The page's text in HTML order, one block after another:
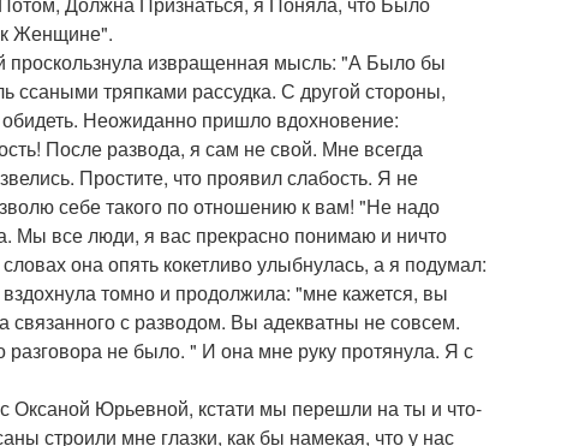
Женщине".
проскользнула извращенная мысль: "А Было бы
ссаными тряпками рассудка. С другой стороны,
обидеть. Неожиданно пришло вдохновение:
После развода, я сам не свой. Мне всегда
Простите, что проявил слабость. Я не
себе такого по отношению к вам! "Не надо
Мы все люди, я вас прекрасно понимаю и ничто
она опять кокетливо улыбнулась, а я подумал:
томно и продолжила: "мне кажется, вы
связанного с разводом. Вы адекватны не совсем.
разговора не было. " И она мне руку протянула. Я с
Оксаной Юрьевной, кстати мы перешли на ты и что-
строили мне глазки, как бы намекая, что у нас